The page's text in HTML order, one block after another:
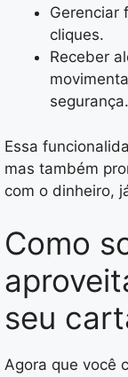
Gerenciar
cliques.
Receber
segurança.
Essa
mas também
com o dinheiro,
Como
seu
Agora que você